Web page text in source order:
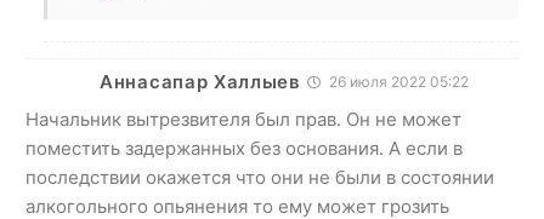
Аннасапар Халлыев 26 июля 2022 05:22
Начальник вытрезвителя был прав. Он не может
поместить задержанных без основания. А если в
последствии окажется что они не были в состоянии
алкогольного опьянения то ему может грозить